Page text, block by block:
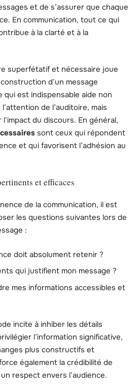
et de s’assurer que chaque
En communication, tout ce qui
à la clarté et à la
superfétatif et nécessaire joue
d’un message
est indispensable aide non
de l’auditoire, mais
du discours. En général,
sont ceux qui répondent
et qui favorisent l’adhésion au
et efficaces
de la communication, il est
les questions suivantes lors de
:
doit absolument retenir ?
qui justifient mon message ?
mes informations accessibles et
incite à inhiber les détails
l’information significative,
plus constructifs et
également la crédibilité de
respect envers l’audience.